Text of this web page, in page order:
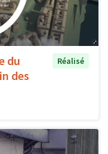
du
des
Réalisé